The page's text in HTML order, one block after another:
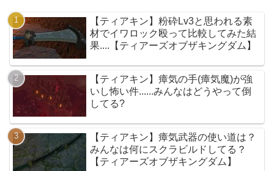
【ティアキン】粉砕Lv3と思われる素
材でイワロック殴って比較してみた結
果....【ティアーズオブザキングダム】
【ティアキン】瘴気の手(瘴気魔)が強
いし怖い件......みんなはどうやって倒
してる?
【ティアキン】瘴気武器の使い道は？
みんなは何にスクラビルドしてる？
【ティアーズオブザキングダム】